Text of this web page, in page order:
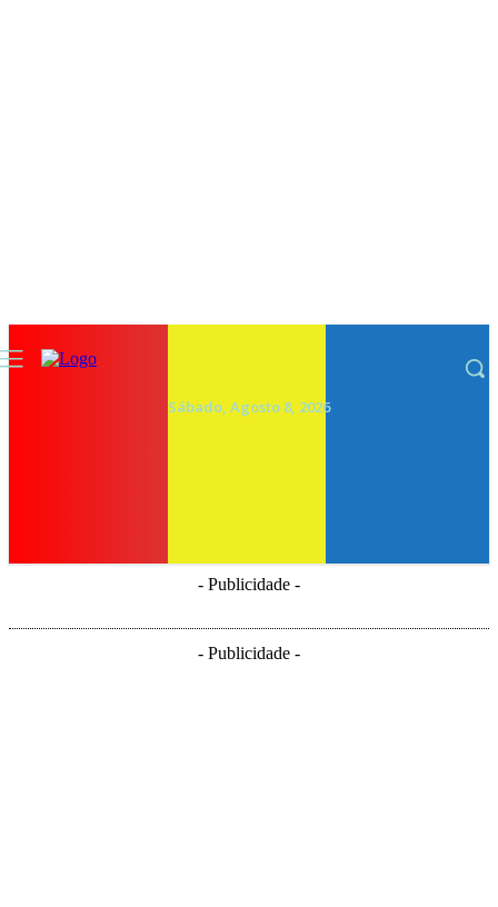
Sábado, Agosto 8, 2026
- Publicidade -
- Publicidade -